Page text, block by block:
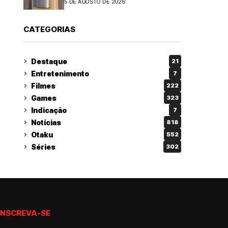
CATEGORIAS
Destaque 21
Entretenimento 7
Filmes 222
Games 323
Indicação 7
Notícias 818
Otaku 552
Séries 302
SE